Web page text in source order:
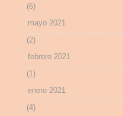
(6)
mayo 2021
(2)
febrero 2021
(1)
enero 2021
(4)